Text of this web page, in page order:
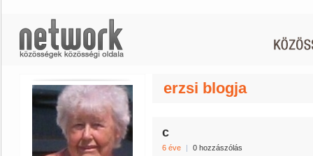
erzsi blogja
c
6 éve | 0 hozzászólás